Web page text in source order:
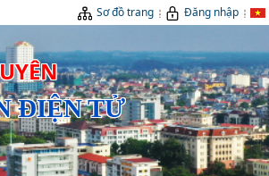
Sơ đồ trang Đăng nhập
ĐIỆN TỬ